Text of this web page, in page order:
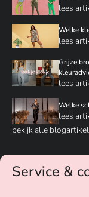
lees
Welke
lees
Grijze
lees
Welke
lees
bekijk alle
Service &